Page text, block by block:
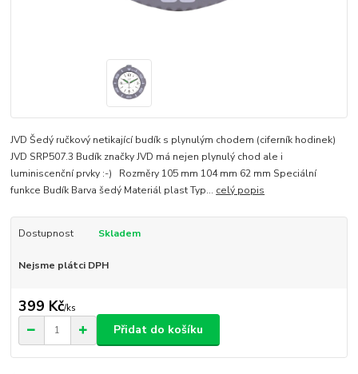
JVD Šedý ručkový netikající budík s plynulým chodem (ciferník hodinek)
JVD SRP507.3 Budík značky JVD má nejen plynulý chod ale i
luminiscenční prvky :-) Rozměry 105 mm 104 mm 62 mm Speciální
funkce Budík Barva šedý Materiál plast Typ... celý popis
Dostupnost Skladem
Nejsme plátci DPH
399 Kč/ks
Přidat do košíku